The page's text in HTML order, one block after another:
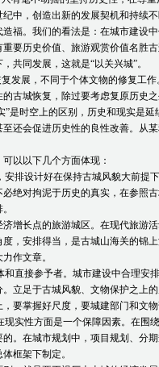
中，创造出新的发展契机和持续
福。我们的看法是：在城市建设
要历史价值、旅游观赏价值名胜
共同发展，这就是“以关兴城”。
发展，不同于个体文物的修复工
古城恢复，除过要考虑复原历史
”是时空上的区别，历史和现实是
还会促进历史性的良性改善。从
以以下几个方面体现：
排设计好在保持古城风貌大前提
绝对拘泥于历史的真实，在参照
增长点的旅游城区。在现代旅游
，安排得当，是古城山海关的锦
作文章。
直接参予者。城市建设中合理安
立足于古城风貌、文物保护之上
要掌握好尺度，要城建部门和文物
实性方面是一个保障因素。在围
。在城市规划中，项目规划、分
框架下制定。